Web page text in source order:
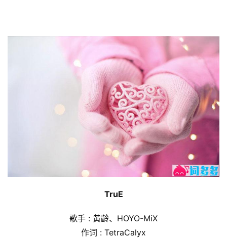
TruE
歌手 : 黄龄、HOYO-MiX
作词 : TetraCalyx